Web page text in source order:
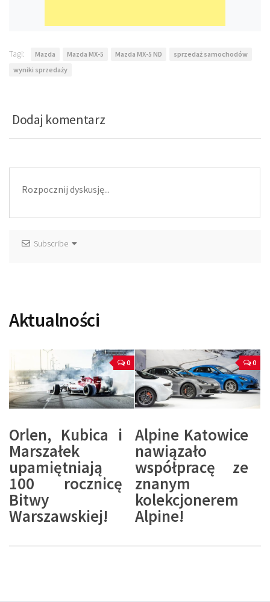
Tagi: Mazda Mazda MX-5 Mazda MX-5 ND
sprzedaż samochodów
wyniki sprzedaży
Dodaj komentarz
Subscribe
Aktualności
0
Orlen, Kubica i
Marszałek
upamiętniają
100 rocznicę
Bitwy
Warszawskiej!
0
Alpine Katowice
nawiązało
współpracę ze
znanym
kolekcjonerem
Alpine!